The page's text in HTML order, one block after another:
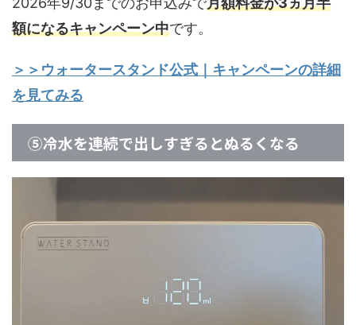
額になるキャンペーン中です。
＞＞ウォータースタンド公式｜キャンペーンの詳細
を見てみる
⑤冷水を連続で出しすぎるとぬるくなる